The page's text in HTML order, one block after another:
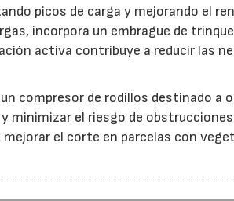
picos de carga y mejorando el
incorpora un embrague de
activa contribuye a reducir las
compresor de rodillos destinado a
el riesgo de
el corte en parcelas con